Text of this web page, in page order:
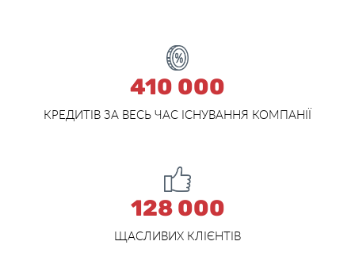
410 000
КРЕДИТІВ ЗА ВЕСЬ ЧАС ІСНУВАННЯ КОМПАНІЇ
128 000
ЩАСЛИВИХ КЛІЄНТІВ